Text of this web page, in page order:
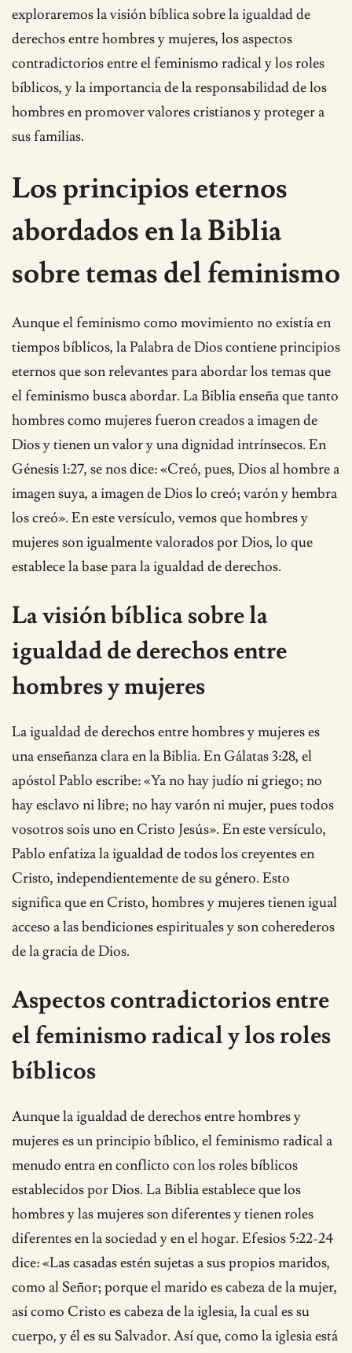
exploraremos la visión bíblica sobre la igualdad de
derechos entre hombres y mujeres, los aspectos
contradictorios entre el feminismo radical y los roles
bíblicos, y la importancia de la responsabilidad de los
hombres en promover valores cristianos y proteger a
sus familias.
Los principios eternos
abordados en la Biblia
sobre temas del feminismo
Aunque el feminismo como movimiento no existía en
tiempos bíblicos, la Palabra de Dios contiene principios
eternos que son relevantes para abordar los temas que
el feminismo busca abordar. La Biblia enseña que tanto
hombres como mujeres fueron creados a imagen de
Dios y tienen un valor y una dignidad intrínsecos. En
Génesis 1:27, se nos dice: «Creó, pues, Dios al hombre a
imagen suya, a imagen de Dios lo creó; varón y hembra
los creó». En este versículo, vemos que hombres y
mujeres son igualmente valorados por Dios, lo que
establece la base para la igualdad de derechos.
La visión bíblica sobre la
igualdad de derechos entre
hombres y mujeres
La igualdad de derechos entre hombres y mujeres es
una enseñanza clara en la Biblia. En Gálatas 3:28, el
apóstol Pablo escribe: «Ya no hay judío ni griego; no
hay esclavo ni libre; no hay varón ni mujer, pues todos
vosotros sois uno en Cristo Jesús». En este versículo,
Pablo enfatiza la igualdad de todos los creyentes en
Cristo, independientemente de su género. Esto
significa que en Cristo, hombres y mujeres tienen igual
acceso a las bendiciones espirituales y son coherederos
de la gracia de Dios.
Aspectos contradictorios entre
el feminismo radical y los roles
bíblicos
Aunque la igualdad de derechos entre hombres y
mujeres es un principio bíblico, el feminismo radical a
menudo entra en conflicto con los roles bíblicos
establecidos por Dios. La Biblia establece que los
hombres y las mujeres son diferentes y tienen roles
diferentes en la sociedad y en el hogar. Efesios 5:22-24
dice: «Las casadas estén sujetas a sus propios maridos,
como al Señor; porque el marido es cabeza de la mujer,
así como Cristo es cabeza de la iglesia, la cual es su
cuerpo, y él es su Salvador. Así que, como la iglesia está